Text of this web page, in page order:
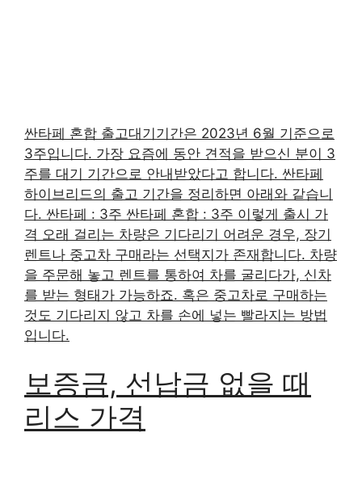
싼타페 혼합 출고대기기간은 2023년 6월 기준으로
3주입니다. 가장 요즘에 동안 견적을 받으신 분이 3
주를 대기 기간으로 안내받았다고 합니다. 싼타페
하이브리드의 출고 기간을 정리하면 아래와 같습니
다. 싼타페 : 3주 싼타페 혼합 : 3주 이렇게 출시 가
격 오래 걸리는 차량은 기다리기 어려운 경우, 장기
렌트나 중고차 구매라는 선택지가 존재합니다. 차량
을 주문해 놓고 렌트를 통하여 차를 굴리다가, 신차
를 받는 형태가 가능하죠. 혹은 중고차로 구매하는
것도 기다리지 않고 차를 손에 넣는 빨라지는 방법
입니다.
보증금, 선납금 없을 때
리스 가격